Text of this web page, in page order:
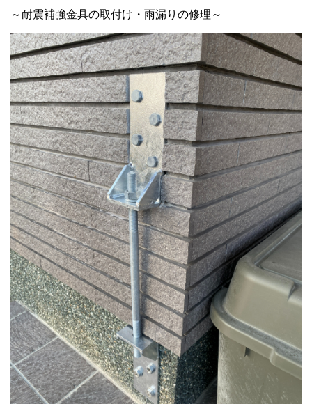
～耐震補強金具の取付け・雨漏りの修理～